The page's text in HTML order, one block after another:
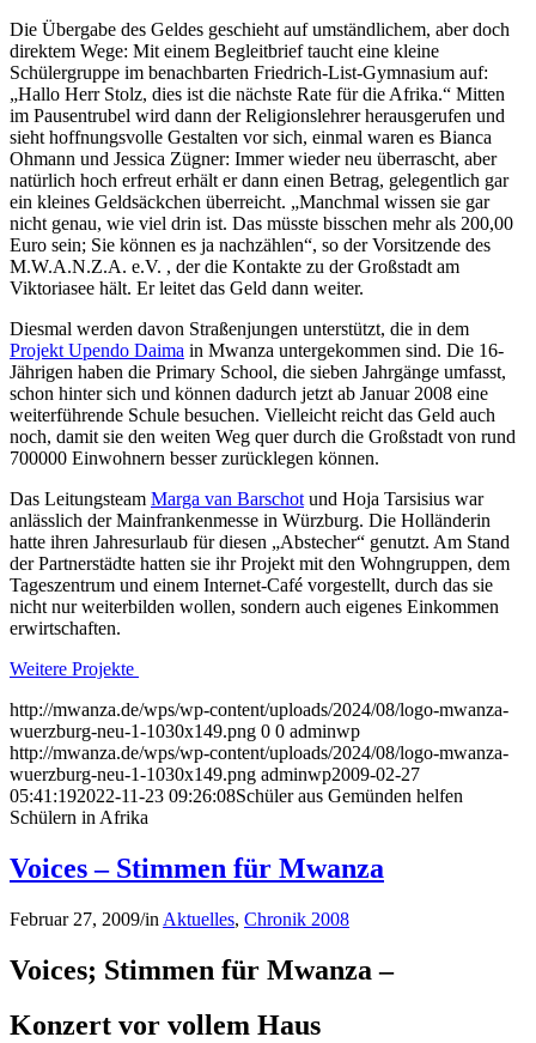
Die Übergabe des Geldes geschieht auf umständlichem, aber doch
direktem Wege: Mit einem Begleitbrief taucht eine kleine
Schülergruppe im benachbarten Friedrich-List-Gymnasium auf:
„Hallo Herr Stolz, dies ist die nächste Rate für die Afrika.“ Mitten
im Pausentrubel wird dann der Religionslehrer herausgerufen und
sieht hoffnungsvolle Gestalten vor sich, einmal waren es Bianca
Ohmann und Jessica Zügner: Immer wieder neu überrascht, aber
natürlich hoch erfreut erhält er dann einen Betrag, gelegentlich gar
ein kleines Geldsäckchen überreicht. „Manchmal wissen sie gar
nicht genau, wie viel drin ist. Das müsste bisschen mehr als 200,00
Euro sein; Sie können es ja nachzählen“, so der Vorsitzende des
M.W.A.N.Z.A. e.V. , der die Kontakte zu der Großstadt am
Viktoriasee hält. Er leitet das Geld dann weiter.
Diesmal werden davon Straßenjungen unterstützt, die in dem
Projekt Upendo Daima in Mwanza untergekommen sind. Die 16-
Jährigen haben die Primary School, die sieben Jahrgänge umfasst,
schon hinter sich und können dadurch jetzt ab Januar 2008 eine
weiterführende Schule besuchen. Vielleicht reicht das Geld auch
noch, damit sie den weiten Weg quer durch die Großstadt von rund
700000 Einwohnern besser zurücklegen können.
Das Leitungsteam Marga van Barschot und Hoja Tarsisius war
anlässlich der Mainfrankenmesse in Würzburg. Die Holländerin
hatte ihren Jahresurlaub für diesen „Abstecher“ genutzt. Am Stand
der Partnerstädte hatten sie ihr Projekt mit den Wohngruppen, dem
Tageszentrum und einem Internet-Café vorgestellt, durch das sie
nicht nur weiterbilden wollen, sondern auch eigenes Einkommen
erwirtschaften.
Weitere Projekte
http://mwanza.de/wps/wp-content/uploads/2024/08/logo-mwanza-
wuerzburg-neu-1-1030x149.png 0 0 adminwp
http://mwanza.de/wps/wp-content/uploads/2024/08/logo-mwanza-
wuerzburg-neu-1-1030x149.png adminwp2009-02-27
05:41:192022-11-23 09:26:08Schüler aus Gemünden helfen
Schülern in Afrika
Voices – Stimmen für Mwanza
Februar 27, 2009/in Aktuelles, Chronik 2008
Voices; Stimmen für Mwanza –
Konzert vor vollem Haus